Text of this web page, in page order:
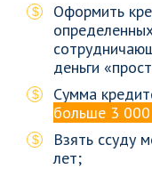
Оформить
деньги
Сумма
больше 3
Взять ссуду
лет;